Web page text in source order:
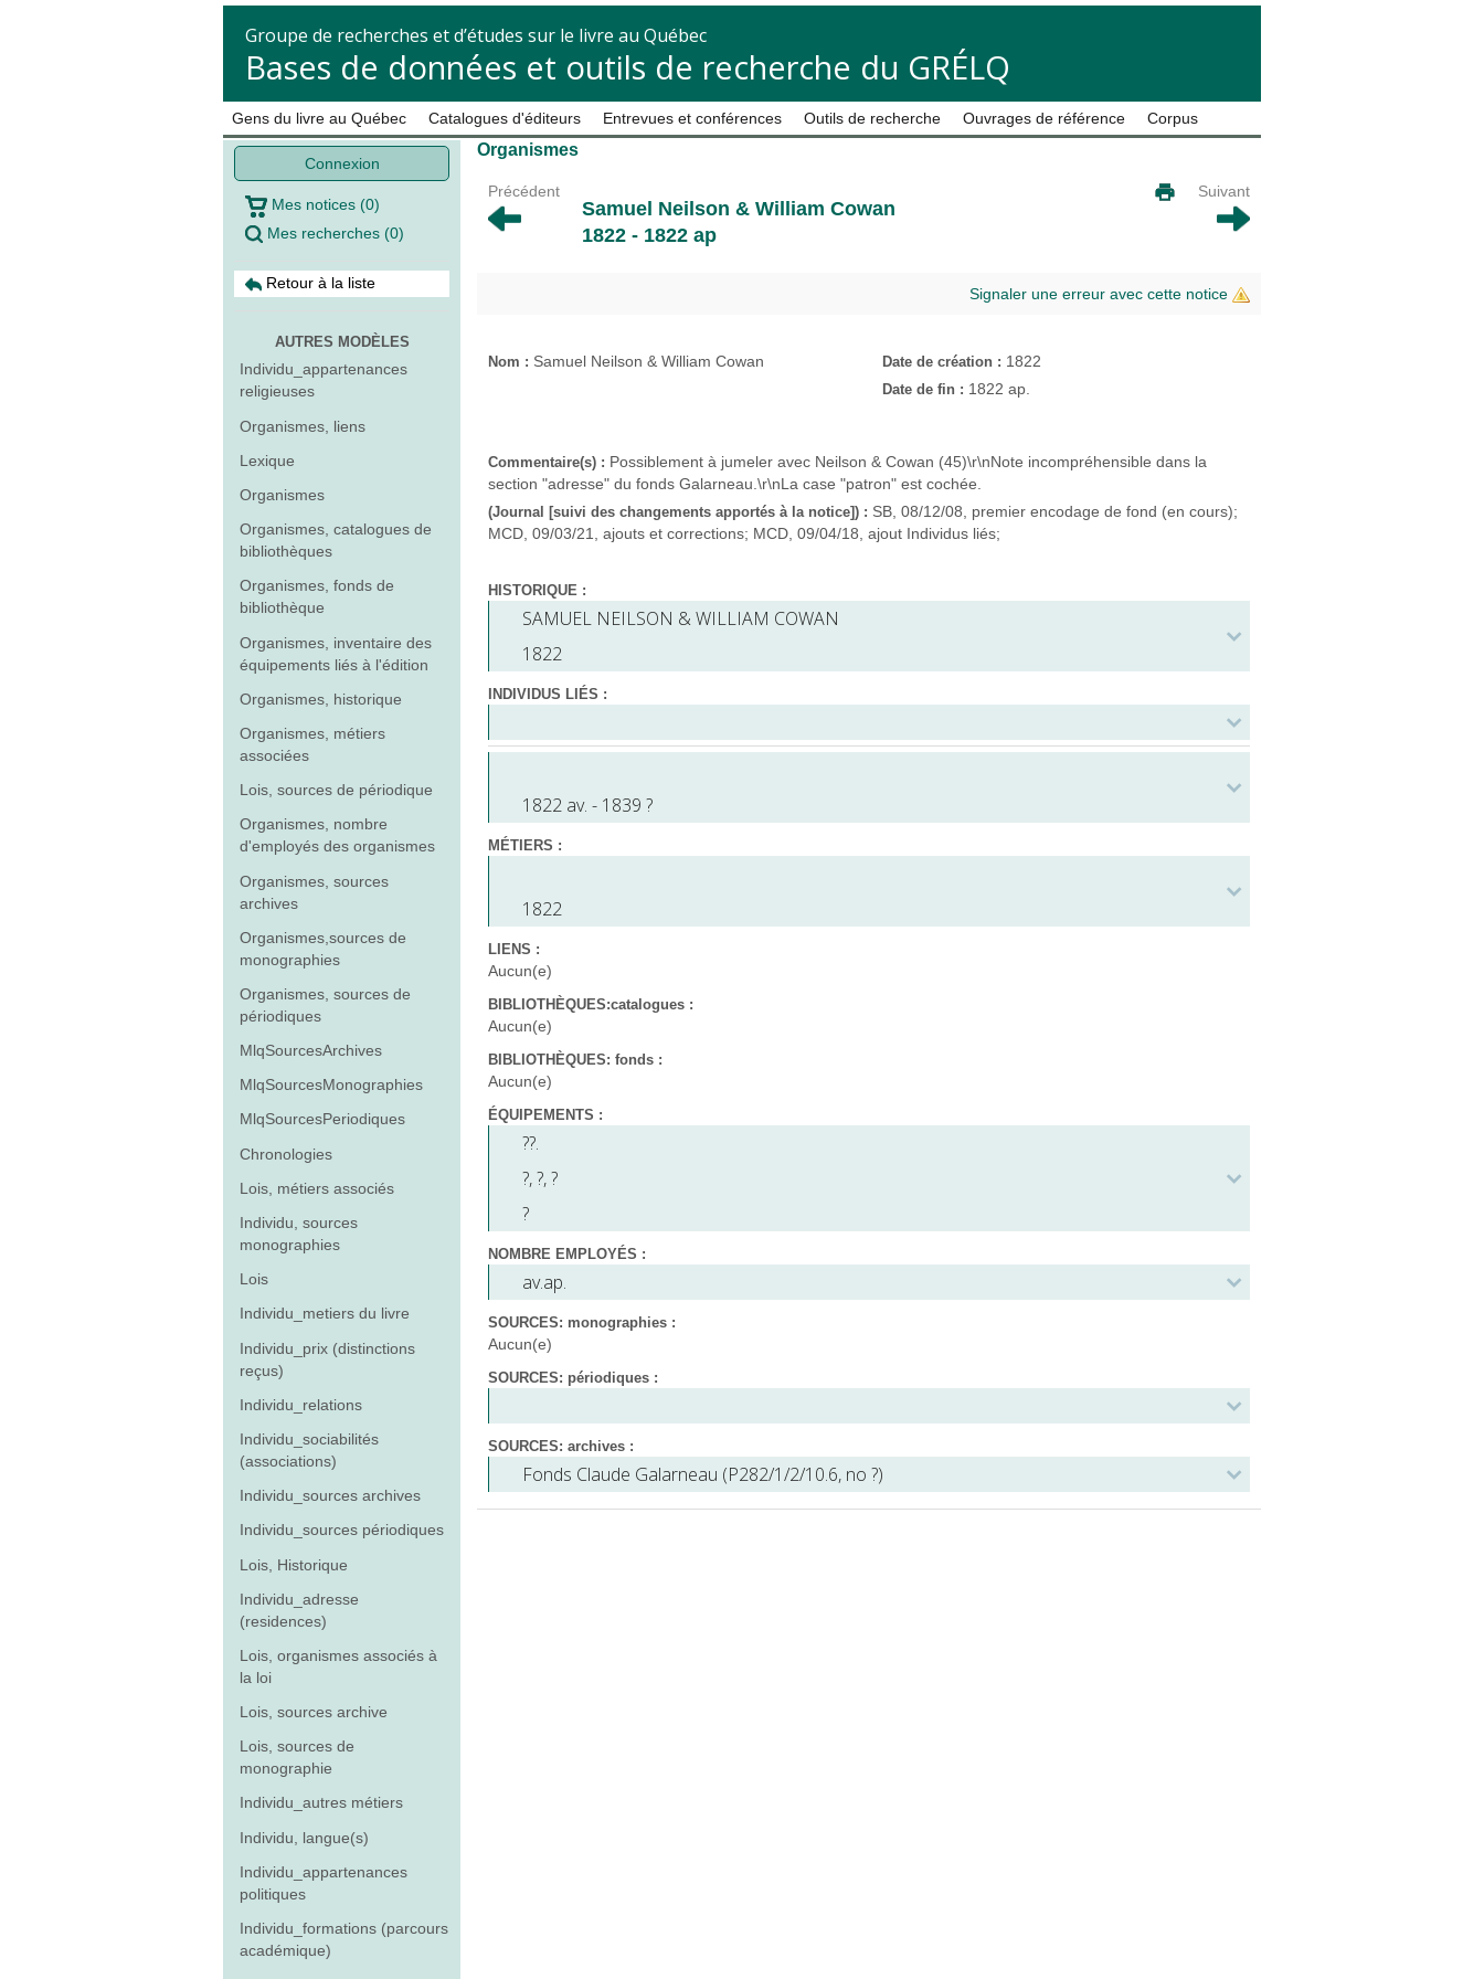
Groupe de recherches et d’études sur le livre au Québec
Bases de données et outils de recherche du GRÉLQ
Gens du livre au Québec Catalogues d'éditeurs Entrevues et conférences Outils de recherche Ouvrages de référence Corpus
Connexion
Mes notices (0)
Mes recherches (0)
Retour à la liste
AUTRES MODÈLES
Individu_appartenances
religieuses
Organismes, liens
Lexique
Organismes
Organismes, catalogues de
bibliothèques
Organismes, fonds de
bibliothèque
Organismes, inventaire des
équipements liés à l'édition
Organismes, historique
Organismes, métiers
associées
Lois, sources de périodique
Organismes, nombre
d'employés des organismes
Organismes, sources
archives
Organismes,sources de
monographies
Organismes, sources de
périodiques
MlqSourcesArchives
MlqSourcesMonographies
MlqSourcesPeriodiques
Chronologies
Lois, métiers associés
Individu, sources
monographies
Lois
Individu_metiers du livre
Individu_prix (distinctions
reçus)
Individu_relations
Individu_sociabilités
(associations)
Individu_sources archives
Individu_sources périodiques
Lois, Historique
Individu_adresse
(residences)
Lois, organismes associés à
la loi
Lois, sources archive
Lois, sources de
monographie
Individu_autres métiers
Individu, langue(s)
Individu_appartenances
politiques
Individu_formations (parcours
académique)
Organismes
Précédent
Samuel Neilson & William Cowan
1822 - 1822 ap
Suivant
Signaler une erreur avec cette notice
Nom : Samuel Neilson & William Cowan Date de création : 1822
Date de fin : 1822 ap.
Commentaire(s) : Possiblement à jumeler avec Neilson & Cowan (45)\r\nNote incompréhensible dans la
section "adresse" du fonds Galarneau.\r\nLa case "patron" est cochée.
(Journal [suivi des changements apportés à la notice]) : SB, 08/12/08, premier encodage de fond (en cours);
MCD, 09/03/21, ajouts et corrections; MCD, 09/04/18, ajout Individus liés;
HISTORIQUE :
SAMUEL NEILSON & WILLIAM COWAN
1822
INDIVIDUS LIÉS :
1822 av. - 1839 ?
MÉTIERS :
1822
LIENS :
Aucun(e)
BIBLIOTHÈQUES:catalogues :
Aucun(e)
BIBLIOTHÈQUES: fonds :
Aucun(e)
ÉQUIPEMENTS :
??.
?, ?, ?
?
NOMBRE EMPLOYÉS :
av.ap.
SOURCES: monographies :
Aucun(e)
SOURCES: périodiques :
SOURCES: archives :
Fonds Claude Galarneau (P282/1/2/10.6, no ?)